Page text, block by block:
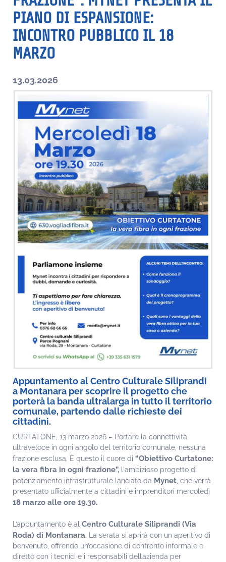
PIANO DI ESPANSIONE:
INCONTRO PUBBLICO IL 18
MARZO
13.03.2026
Appuntamento al Centro Culturale Siliprandi
a Montanara per scoprire il progetto che
porterà la banda ultralarga in tutto il territorio
comunale, partendo dalle richieste dei
cittadini.
CURTATONE, 13 marzo 2026 – Portare la connettività
ultraveloce in ogni angolo del territorio comunale, nessuna
frazione esclusa. È questo il cuore di “Obiettivo Curtatone:
la vera fibra in ogni frazione”, l'ambizioso progetto di
potenziamento infrastrutturale lanciato da Mynet , che verrà
presentato ufficialmente a cittadini e imprenditori mercoledì
18 marzo alle ore 19.30.
L’appuntamento è al Centro Culturale Siliprandi (Via
Roda) di Montanara. La serata si aprirà con un aperitivo di
benvenuto, offrendo un’occasione di confronto informale e
diretto con i tecnici e i responsabili dell’azienda per